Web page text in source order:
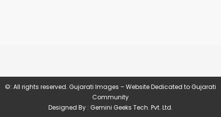
©: All rights reserved. Gujarati Images – Website Dedicated to Gujarati
Community
Designed By : Gemini Geeks Tech. Pvt. Ltd.